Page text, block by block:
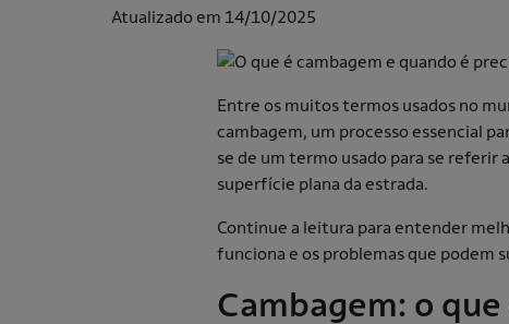
Atualizado em 14/10/2025
Entre os muitos termos usados no
cambagem, um processo essencial
se de um termo usado para se referir
superfície plana da estrada.
Continue a leitura para entender
funciona e os problemas que podem
Cambagem: o que